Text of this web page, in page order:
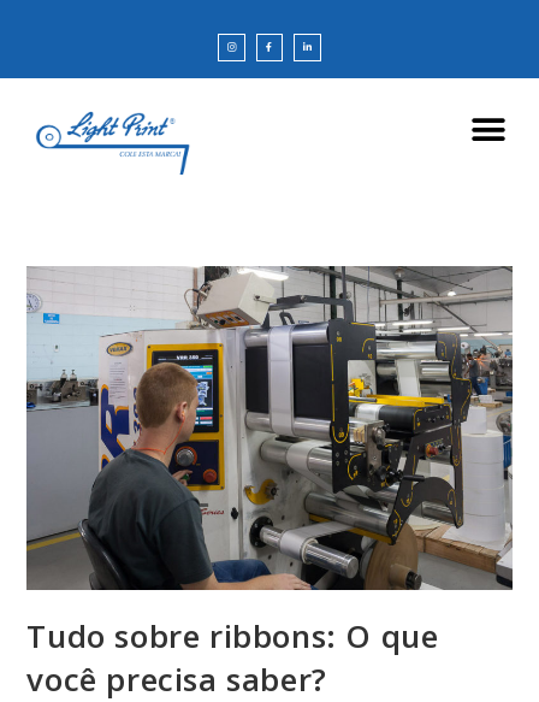
Tudo sobre ribbons: O que
você precisa saber?